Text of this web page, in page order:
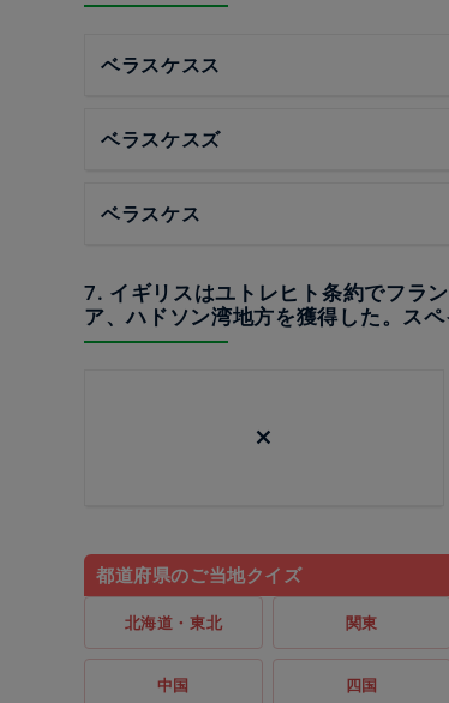
ベラスケスス
ベラスケスズ
ベラスケス
7. イギリスはユトレヒト条約でフラ
ア、ハドソン湾地方を獲得した。ス
×
都道府県のご当地クイズ
北海道・東北 関東
中国 四国